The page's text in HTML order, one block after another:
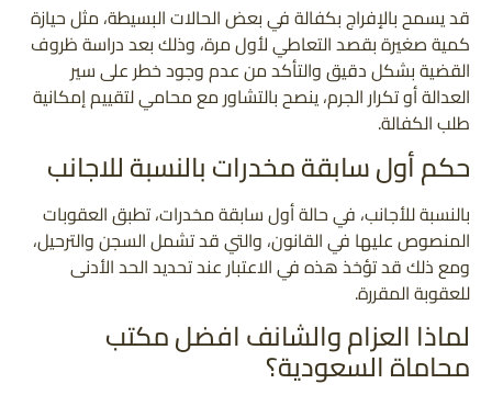
قد يسمح بالإفراج بكفالة في بعض الحالات البسيطة، مثل حيازة
كمية صغيرة بقصد التعاطي لأول مرة، وذلك بعد دراسة ظروف
القضية بشكل دقيق والتأكد من عدم وجود خطر على سير
العدالة أو تكرار الجرم، ينصح بالتشاور مع محامي لتقييم إمكانية
طلب الكفالة.
حكم أول سابقة مخدرات بالنسبة للاجانب
بالنسبة للأجانب، في حالة أول سابقة مخدرات، تطبق العقوبات
المنصوص عليها في القانون، والتي قد تشمل السجن والترحيل،
ومع ذلك قد تؤخذ هذه في الاعتبار عند تحديد الحد الأدنى
للعقوبة المقررة.
لماذا العزام والشانف افضل مكتب
محاماة السعودية؟